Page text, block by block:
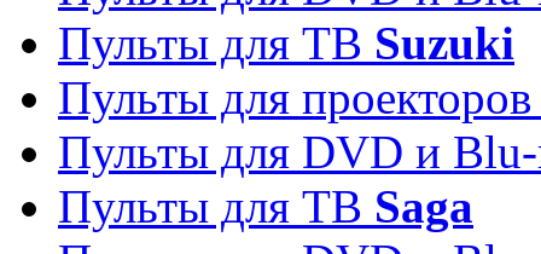
Пульты для ТВ Suzuki
Пульты для
Пульты для DVD и
Пульты для ТВ Saga